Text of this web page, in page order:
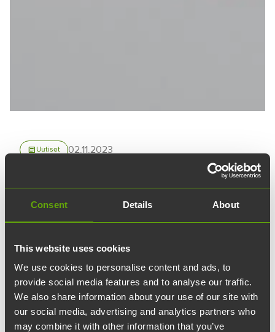
Consent Details About
This website uses cookies
We use cookies to personalise content and ads, to
provide social media features and to analyse our traffic.
We also share information about your use of our site with
our social media, advertising and analytics partners who
may combine it with other information that you’ve
article Uutiset 02.11.2023
GeneCityn peruskivi
muurattiin
Teknologiakiinteistöjen rakennuttaman
GeneCity-rakennuksen peruskivi muurattiin
torstaina 2.11. GeneCity on lääketehdas, jonka
Teknologiakiinteistöt toteuttaa biologisten
lääkkeiden sopimusvalmistaja Biovian Oy:lle.